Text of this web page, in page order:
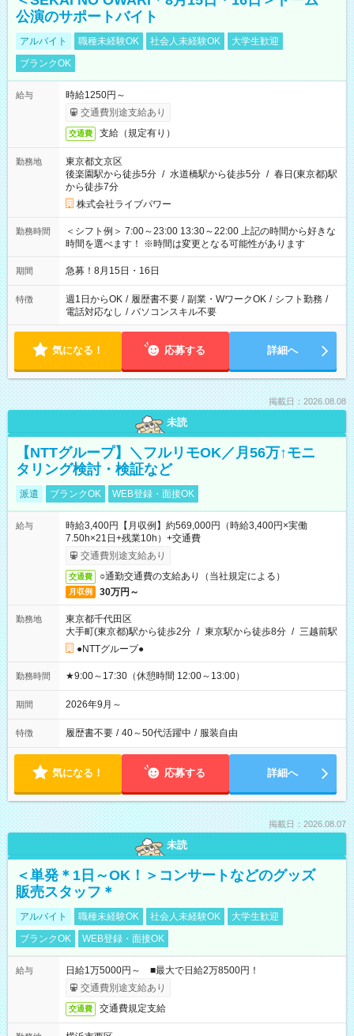
公演のサポートバイト
アルバイト 職種未経験OK 社会人未経験OK
大学生歓迎
ブランクOK
給与
時給1250円～
交通費別途支給あり
交通費 支給（規定有り）
勤務地
東京都文京区
後楽園駅から徒歩5分 / 水道橋駅から徒歩5分 / 春日(東京都)駅
から徒歩7分
株式会社ライブパワー
勤務時間
＜シフト例＞ 7:00～23:00 13:30～22:00 上記の時間から好きな
時間を選べます！ ※時間は変更となる可能性があります
期間 急募！8月15日・16日
特徴 週1日からOK / 履歴書不要 / 副業・WワークOK / シフト勤務 /
電話対応なし / パソコンスキル不要
気になる！ 応募する 詳細へ
掲載日：2026.08.08
未読
【NTTグループ】＼フルリモOK／月56万↑モニ
タリング検討・検証など
派遣 ブランクOK WEB登録・面接OK
給与
時給3,400円【月収例】約569,000円（時給3,400円×実働
7.50h×21日+残業10h）+交通費
交通費別途支給あり
交通費 ○通勤交通費の支給あり（当社規定による）
月収例 30万円～
勤務地
東京都千代田区
大手町(東京都)駅から徒歩2分 / 東京駅から徒歩8分 / 三越前駅
●NTTグループ●
勤務時間 ★9:00～17:30（休憩時間 12:00～13:00）
期間 2026年9月～
特徴 履歴書不要 / 40～50代活躍中 / 服装自由
気になる！ 応募する 詳細へ
掲載日：2026.08.07
未読
＜単発＊1日～OK！＞コンサートなどのグッズ
販売スタッフ＊
アルバイト 職種未経験OK 社会人未経験OK
大学生歓迎
ブランクOK
WEB登録・面接OK
給与
日給1万5000円～ ■最大で日給2万8500円！
交通費別途支給あり
交通費 交通費規定支給